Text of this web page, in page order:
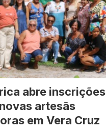
abre inscrições
artesãs
em Vera Cruz